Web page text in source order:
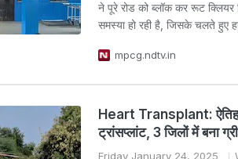
ने पूरे रोड को ब्लॉक कर रूट क्लियर
समस्या हो रही है, जिसके चलते हुए
mpcg.ndtv.in
Heart Transplant:
ट्रांसप्लांट, 3 जिलों में बना
Friday January 24, 2025